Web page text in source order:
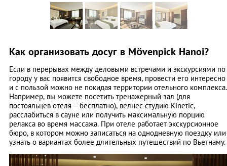
Как организовать досуг в Mövenpick Hanoi?
Если в перерывах между деловыми встречами и экскурсиями по
городу у вас появится свободное время, провести его интересно
и с пользой можно не покидая территории отельного комплекса.
Например, вы можете посетить тренажерный зал (для
постояльцев отеля – бесплатно), велнес-студию Kinetic,
расслабиться в сауне или получить максимальную порцию
релакса во время массажа. При отеле работает экскурсионное
бюро, в котором можно записаться на однодневную поездку или
узнать о вариантах более длительных путешествий по Вьетнаму.